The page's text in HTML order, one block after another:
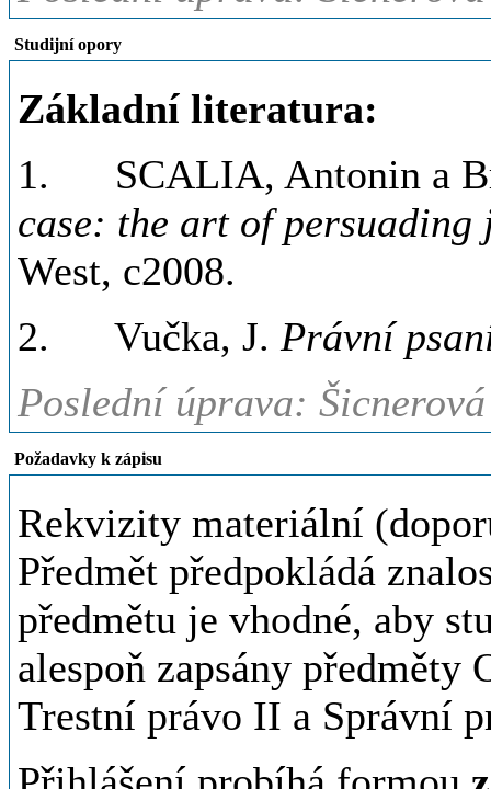
Studijní opory
Základní literatura:
1. SCALIA, Antonin a
case: the art of persuading
West, c2008.
2. Vučka, J. Právní
Poslední úprava:
Požadavky k zápisu
Rekvizity materiální
Předmět předpokládá
předmětu je vhodné, aby
alespoň zapsány předměty
Trestní právo II a Správní